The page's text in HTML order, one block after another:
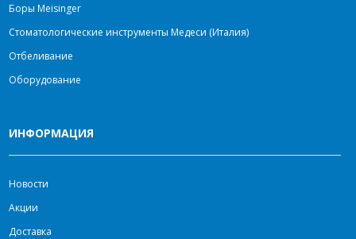
Боры Meisinger
Стоматологические инструменты Медеси (Италия)
Отбеливание
Оборудование
ИНФОРМАЦИЯ
Новости
Акции
Доставка